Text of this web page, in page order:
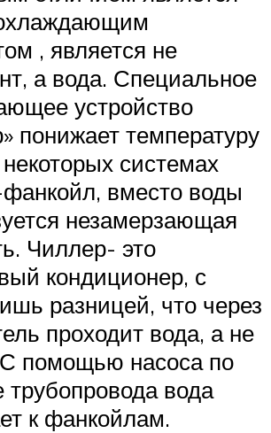
, является не
а вода. Специальное
устройство
понижает температуру
системах
вместо воды
незамерзающая
Чиллер- это
кондиционер, с
разницей, что через
проходит вода, а не
С помощью насоса по
трубопровода вода
к фанкойлам.